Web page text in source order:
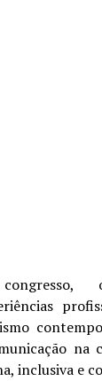
na
inclusiva e